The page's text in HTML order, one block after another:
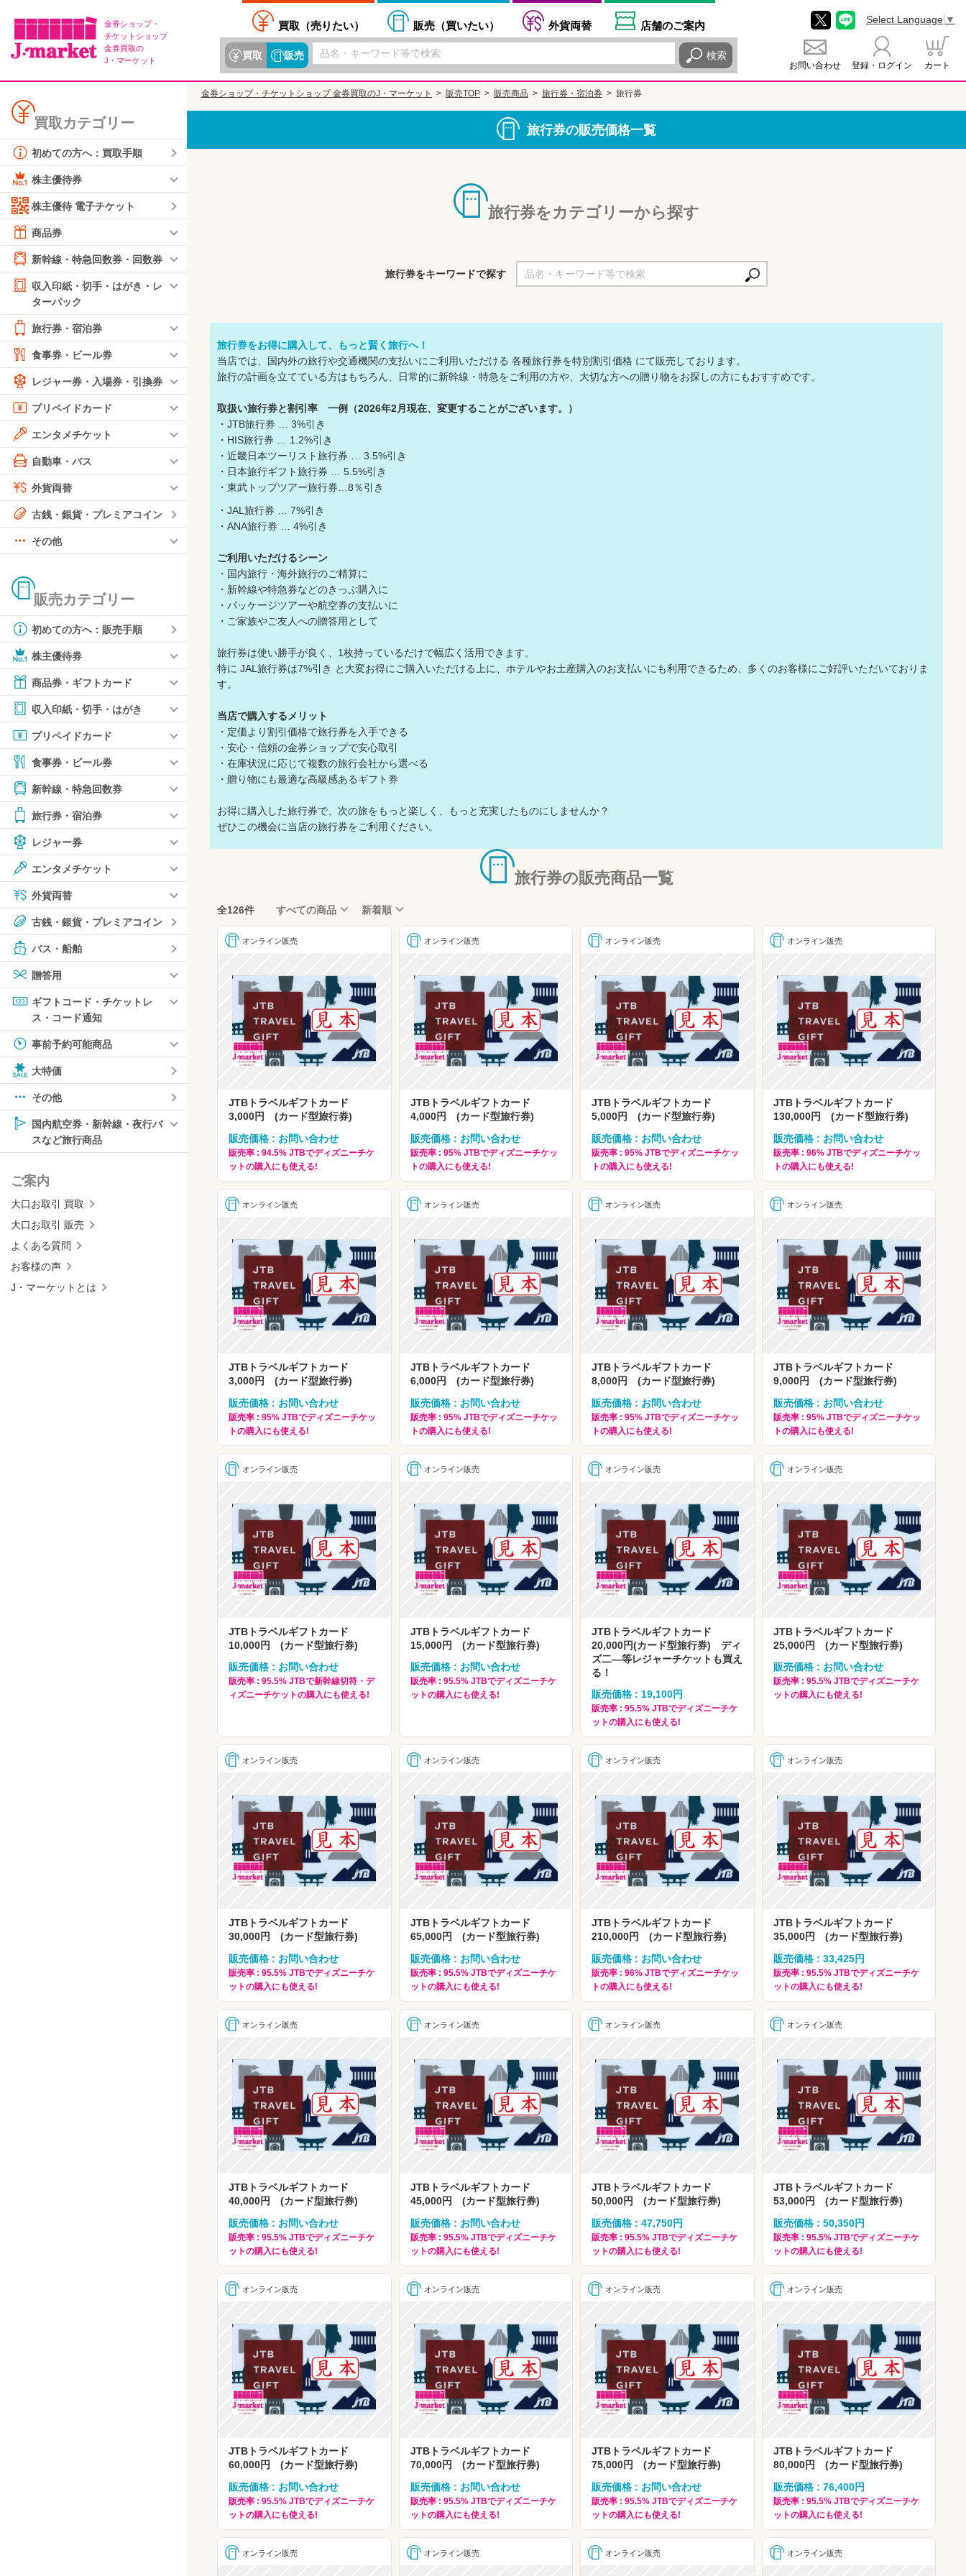
金券ショップ・
チケットショップ
金券買取の
J・マーケット
買取（売りたい） 販売（買いたい） 外貨両替 店舗のご案内
買取 販売 検索
お問い合わせ 登録・ログイン カート
Select Language ▼
買取カテゴリー
初めての方へ：買取手順
株主優待券
株主優待 電子チケット
商品券
新幹線・特急回数券・回数券
収入印紙・切手・はがき・レ
ターパック
旅行券・宿泊券
食事券・ビール券
レジャー券・入場券・引換券
プリペイドカード
エンタメチケット
自動車・バス
外貨両替
古銭・銀貨・プレミアコイン
その他
販売カテゴリー
初めての方へ：販売手順
株主優待券
商品券・ギフトカード
収入印紙・切手・はがき
プリペイドカード
食事券・ビール券
新幹線・特急回数券
旅行券・宿泊券
レジャー券
エンタメチケット
外貨両替
古銭・銀貨・プレミアコイン
バス・船舶
贈答用
ギフトコード・チケットレ
ス・コード通知
事前予約可能商品
大特価
その他
国内航空券・新幹線・夜行バ
スなど旅行商品
ご案内
大口お取引 買取
大口お取引 販売
よくある質問
お客様の声
J・マーケットとは
金券ショップ・チケットショップ 金券買取のJ・マーケット 販売TOP 販売商品 旅行券・宿泊券 旅行券
旅行券の販売価格一覧
旅行券をカテゴリーから探す
旅行券をキーワードで探す
旅行券をお得に購入して、もっと賢く旅行へ！
当店では、国内外の旅行や交通機関の支払いにご利用いただける 各種旅行券を特別割引価格 にて販売しております。
旅行の計画を立てている方はもちろん、日常的に新幹線・特急をご利用の方や、大切な方への贈り物をお探しの方にもおすすめです。
取扱い旅行券と割引率 一例（2026年2月現在、変更することがございます。）
・JTB旅行券 … 3%引き
・HIS旅行券 … 1.2%引き
・近畿日本ツーリスト旅行券 … 3.5%引き
・日本旅行ギフト旅行券 … 5.5%引き
・東武トップツアー旅行券…8％引き
・JAL旅行券 … 7%引き
・ANA旅行券 … 4%引き
ご利用いただけるシーン
・国内旅行・海外旅行のご精算に
・新幹線や特急券などのきっぷ購入に
・パッケージツアーや航空券の支払いに
・ご家族やご友人への贈答用として
旅行券は使い勝手が良く、1枚持っているだけで幅広く活用できます。
特に JAL旅行券は7%引き と大変お得にご購入いただける上に、ホテルやお土産購入のお支払いにも利用できるため、多くのお客様にご好評いただいておりま
す。
当店で購入するメリット
・定価より割引価格で旅行券を入手できる
・安心・信頼の金券ショップで安心取引
・在庫状況に応じて複数の旅行会社から選べる
・贈り物にも最適な高級感あるギフト券
お得に購入した旅行券で、次の旅をもっと楽しく、もっと充実したものにしませんか？
ぜひこの機会に当店の旅行券をご利用ください。
旅行券の販売商品一覧
全126件 すべての商品 新着順
オンライン販売
JTBトラベルギフトカード
3,000円 (カード型旅行券)
販売価格 : お問い合わせ
販売率 : 94.5% JTBでディズニーチケ
ットの購入にも使える!
オンライン販売
JTBトラベルギフトカード
4,000円 (カード型旅行券)
販売価格 : お問い合わせ
販売率 : 95% JTBでディズニーチケッ
トの購入にも使える!
オンライン販売
JTBトラベルギフトカード
5,000円 (カード型旅行券)
販売価格 : お問い合わせ
販売率 : 95% JTBでディズニーチケッ
トの購入にも使える!
オンライン販売
JTBトラベルギフトカード
130,000円 (カード型旅行券)
販売価格 : お問い合わせ
販売率 : 96% JTBでディズニーチケッ
トの購入にも使える!
オンライン販売
JTBトラベルギフトカード
3,000円 (カード型旅行券)
販売価格 : お問い合わせ
販売率 : 95% JTBでディズニーチケッ
トの購入にも使える!
オンライン販売
JTBトラベルギフトカード
6,000円 (カード型旅行券)
販売価格 : お問い合わせ
販売率 : 95% JTBでディズニーチケッ
トの購入にも使える!
オンライン販売
JTBトラベルギフトカード
8,000円 (カード型旅行券)
販売価格 : お問い合わせ
販売率 : 95% JTBでディズニーチケッ
トの購入にも使える!
オンライン販売
JTBトラベルギフトカード
9,000円 (カード型旅行券)
販売価格 : お問い合わせ
販売率 : 95% JTBでディズニーチケッ
トの購入にも使える!
オンライン販売
JTBトラベルギフトカード
10,000円 (カード型旅行券)
販売価格 : お問い合わせ
販売率 : 95.5% JTBで新幹線切符・デ
ィズニーチケットの購入にも使える!
オンライン販売
JTBトラベルギフトカード
15,000円 (カード型旅行券)
販売価格 : お問い合わせ
販売率 : 95.5% JTBでディズニーチケ
ットの購入にも使える!
オンライン販売
JTBトラベルギフトカード
20,000円(カード型旅行券) ディ
ズ二—等レジャーチケットも買え
る！
販売価格 : 19,100円
販売率 : 95.5% JTBでディズニーチケ
ットの購入にも使える!
オンライン販売
JTBトラベルギフトカード
25,000円 (カード型旅行券)
販売価格 : お問い合わせ
販売率 : 95.5% JTBでディズニーチケ
ットの購入にも使える!
オンライン販売
JTBトラベルギフトカード
30,000円 (カード型旅行券)
販売価格 : お問い合わせ
販売率 : 95.5% JTBでディズニーチケ
ットの購入にも使える!
オンライン販売
JTBトラベルギフトカード
65,000円 (カード型旅行券)
販売価格 : お問い合わせ
販売率 : 95.5% JTBでディズニーチケ
ットの購入にも使える!
オンライン販売
JTBトラベルギフトカード
210,000円 (カード型旅行券)
販売価格 : お問い合わせ
販売率 : 96% JTBでディズニーチケッ
トの購入にも使える!
オンライン販売
JTBトラベルギフトカード
35,000円 (カード型旅行券)
販売価格 : 33,425円
販売率 : 95.5% JTBでディズニーチケ
ットの購入にも使える!
オンライン販売
JTBトラベルギフトカード
40,000円 (カード型旅行券)
販売価格 : お問い合わせ
販売率 : 95.5% JTBでディズニーチケ
ットの購入にも使える!
オンライン販売
JTBトラベルギフトカード
45,000円 (カード型旅行券)
販売価格 : お問い合わせ
販売率 : 95.5% JTBでディズニーチケ
ットの購入にも使える!
オンライン販売
JTBトラベルギフトカード
50,000円 (カード型旅行券)
販売価格 : 47,750円
販売率 : 95.5% JTBでディズニーチケ
ットの購入にも使える!
オンライン販売
JTBトラベルギフトカード
53,000円 (カード型旅行券)
販売価格 : 50,350円
販売率 : 95.5% JTBでディズニーチケ
ットの購入にも使える!
オンライン販売
JTBトラベルギフトカード
60,000円 (カード型旅行券)
販売価格 : お問い合わせ
販売率 : 95.5% JTBでディズニーチケ
ットの購入にも使える!
オンライン販売
JTBトラベルギフトカード
70,000円 (カード型旅行券)
販売価格 : お問い合わせ
販売率 : 95.5% JTBでディズニーチケ
ットの購入にも使える!
オンライン販売
JTBトラベルギフトカード
75,000円 (カード型旅行券)
販売価格 : お問い合わせ
販売率 : 95.5% JTBでディズニーチケ
ットの購入にも使える!
オンライン販売
JTBトラベルギフトカード
80,000円 (カード型旅行券)
販売価格 : 76,400円
販売率 : 95.5% JTBでディズニーチケ
ットの購入にも使える!
オンライン販売 オンライン販売 オンライン販売 オンライン販売